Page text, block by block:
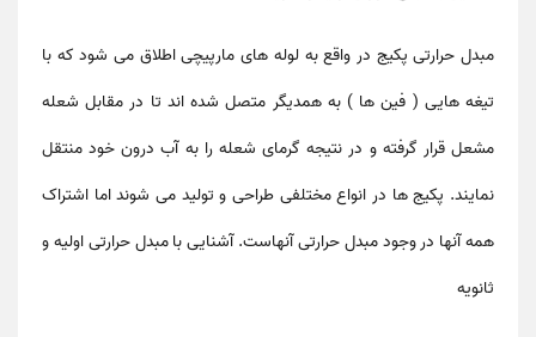
مبدل حرارتی پکیج در واقع به لوله های مارپیچی اطلاق می شود که با
تیغه هایی ( فین ها ) به همدیگر متصل شده اند تا در مقابل شعله
مشعل قرار گرفته و در نتیجه گرمای شعله را به آب درون خود منتقل
نمایند. پکیج ها در انواع مختلفی طراحی و تولید می شوند اما اشتراک
همه آنها در وجود مبدل حرارتی آنهاست. آشنایی با مبدل حرارتی اولیه و
ثانویه